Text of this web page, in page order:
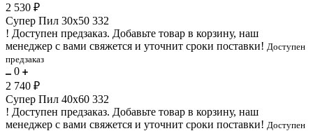
2 530 ₽
Супер Пил 30х50 332
! Доступен предзаказ. Добавьте товар в корзину, наш
менеджер с вами свяжется и уточнит сроки поставки! Доступен
предзаказ
0
2 740 ₽
Супер Пил 40х60 332
! Доступен предзаказ. Добавьте товар в корзину, наш
менеджер с вами свяжется и уточнит сроки поставки! Доступен